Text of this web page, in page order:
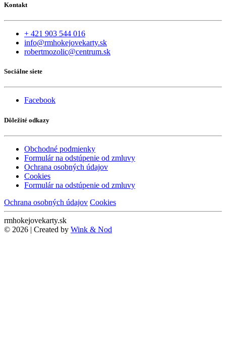
Kontakt
+ 421 903 544 016
info@rmhokejovekarty.sk
robertmozolic@centrum.sk
Sociálne siete
Facebook
Dôležité odkazy
Obchodné podmienky
Formulár na odstúpenie od zmluvy
Ochrana osobných údajov
Cookies
Formulár na odstúpenie od zmluvy
Ochrana osobných údajov Cookies
rmhokejovekarty.sk
© 2026 | Created by Wink & Nod